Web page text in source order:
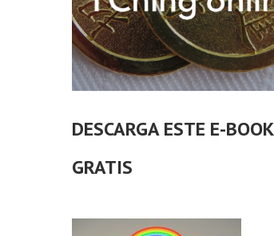
DESCARGA ESTE E-BOOK
GRATIS